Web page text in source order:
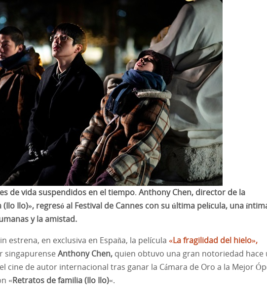
de vida suspendidos en el tiempo. Anthony Chen, director de la
Ilo)», regresó al Festival de Cannes con su última película, una
y la amistad.
estrena, en exclusiva en España, la película «La fragilidad del hielo»,
singapurenseAnthony Chen, quien obtuvo una gran notoriedad hace
cine de autor internacional tras ganar la Cámara de Oro a la Mejor
«Retratos de familia (Ilo Ilo)«.